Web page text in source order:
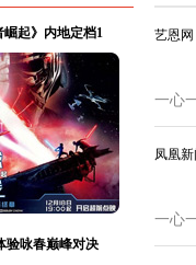
起》内地定档1
验咏春巅峰对决
艺恩
一心
凤凰
一心